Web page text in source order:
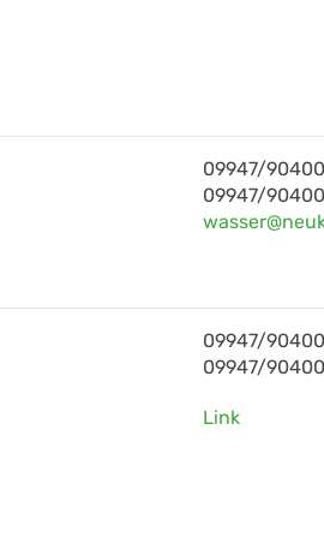
09947/
09947/
09947/
09947/
Link